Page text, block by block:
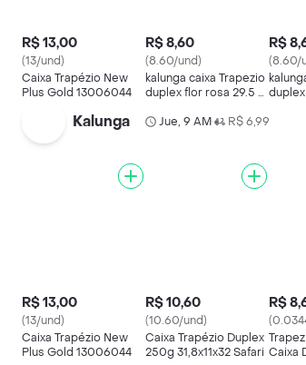
R$ 13,00
(13/und)
Caixa Trapézio New
Plus Gold 13006044
R$ 8,60
(8.60/und)
kalunga caixa Trapezio
duplex flor rosa 29.5 x
R$
(8.60/
Kalunga Jue, 9 AM• R$ 6,99
R$ 13,00
(13/und)
Caixa Trapézio New
Plus Gold 13006044
R$ 10,60
(10.60/und)
Caixa Trapézio Duplex
250g 31,8x11x32 Safari
R$
Caixa